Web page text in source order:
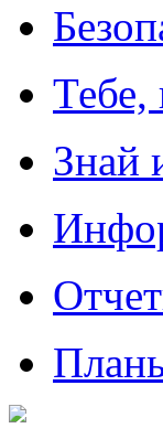
Тебе,
Знай